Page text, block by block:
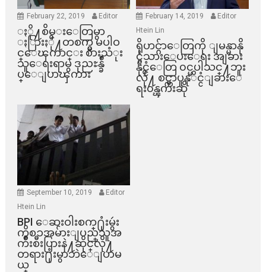
February 22, 2019 Editor
ႏို႔စိမ္းေတြမွာ
ႏြားႏို႔တစက္မွ မပါဝ
င္ေၾကာင္း စားသံုး
သူေရးရာမွ ဒုညႊန္ခ်ဳ
ပ္ေျပာၾကား
February 14, 2019
Editor
Htein Lin
ရိုဟင္ဂ်ာေတြကို ျမန္မာနို
င္ငံသားေပးေရး အျခား
နိုင္ငံေတြ ၀င္မပါသင္႔ဘူး
လို႔ စင္ကာပူနုိင္ငံျခားေ
ရး၀န္ၾကီးဆို
September 10, 2019
Editor
Htein Lin
BPI ​ေဆးဝါးစက္​႐ုံးမွဴး
ကိစၥအမ်ားျပည္​သူအ
က်ိဳးစီးပြားနဲ႔ဆိုင္​လို႔
တရား႐ုံးမွာဘဲေျပာမ
ယ္​